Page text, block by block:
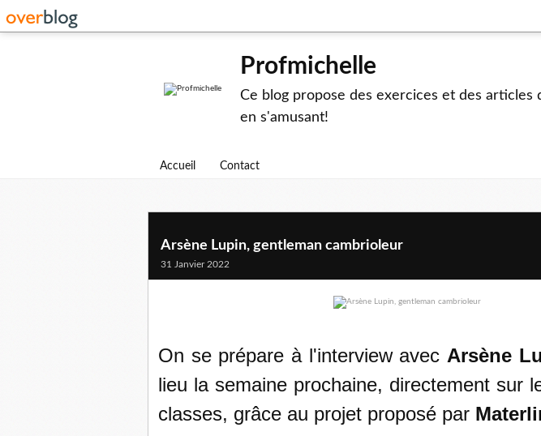
Profmichelle
Ce blog propose des exercices et des articles
en s'amusant!
Accueil Contact
Arsène Lupin, gentleman cambrioleur
31 Janvier 2022
On se prépare à l'interview avec Arsène
lieu la semaine prochaine, directement sur
classes, grâce au projet proposé par